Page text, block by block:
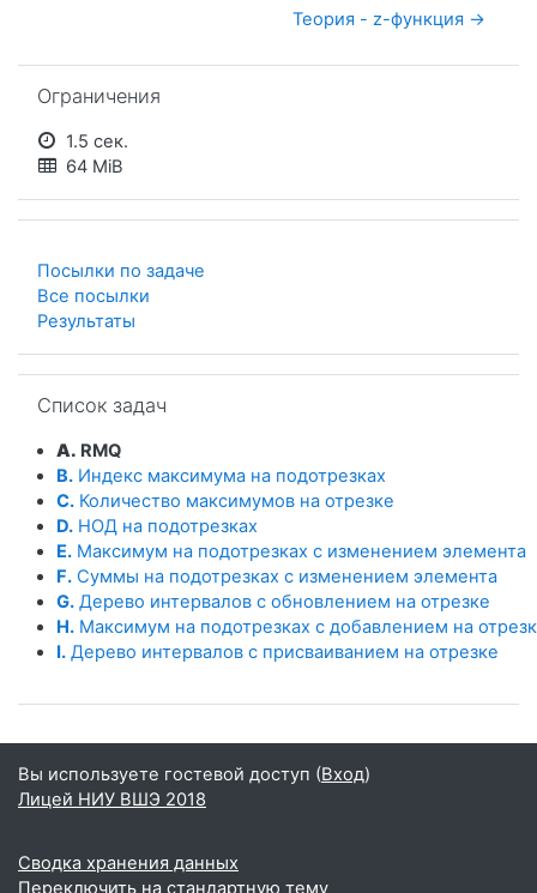
Теория - z-функция →
Ограничения
1.5 сек.
64 MiB
Посылки по задаче
Все посылки
Результаты
Список задач
A. RMQ
B. Индекс максимума на подотрезках
C. Количество максимумов на отрезке
D. НОД на подотрезках
E. Максимум на подотрезках с изменением элемента
F. Суммы на подотрезках с изменением элемента
G. Дерево интервалов с обновлением на отрезке
H. Максимум на подотрезках с добавлением на
I. Дерево интервалов с присваиванием на отрезке
Вы используете гостевой доступ (Вход)
Лицей НИУ ВШЭ 2018
Сводка хранения данных
Переключить на стандартную тему